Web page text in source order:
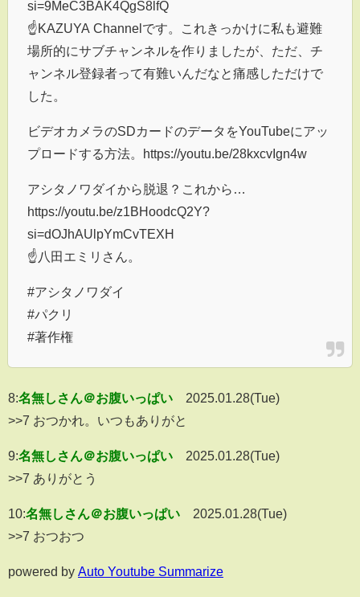
si=9MeC3BAK4QgS8lfQ
☝KAZUYA Channelです。これきっかけに私も避難
場所的にサブチャンネルを作りましたが、ただ、チ
ャンネル登録者って有難いんだなと痛感しただけで
した。
ビデオカメラのSDカードのデータをYouTubeにアッ
プロードする方法。https://youtu.be/28kxcvIgn4w
アシタノワダイから脱退？これから…
https://youtu.be/z1BHoodcQ2Y?
si=dOJhAUlpYmCvTEXH
☝八田エミリさん。
#アシタノワダイ
#パクリ
#著作権
8:名無しさん＠お腹いっぱい
2025.01.28(Tue)
>>7 おつかれ。いつもありがと
9:名無しさん＠お腹いっぱい
2025.01.28(Tue)
>>7 ありがとう
10:名無しさん＠お腹いっぱい
2025.01.28(Tue)
>>7 おつおつ
powered by Auto Youtube Summarize